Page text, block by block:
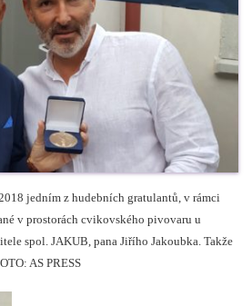
jedním z hudebních gratulantů, v rámci
v prostorách cvikovského pivovaru u
spol. JAKUB, pana Jiřího Jakoubka. Takže
AS PRESS